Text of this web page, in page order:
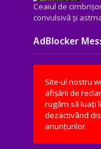
Ceaiul de
convulsivă şi
AdBlocker
Site-ul nostru
afișării de
rugăm să luați
dezactivând
anunțurilor.